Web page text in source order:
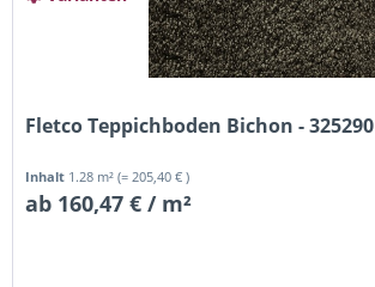
Fletco Teppichboden Bichon - 325290
Inhalt 1.28 m²(= 205,40 € )
ab 160,47 € / m²